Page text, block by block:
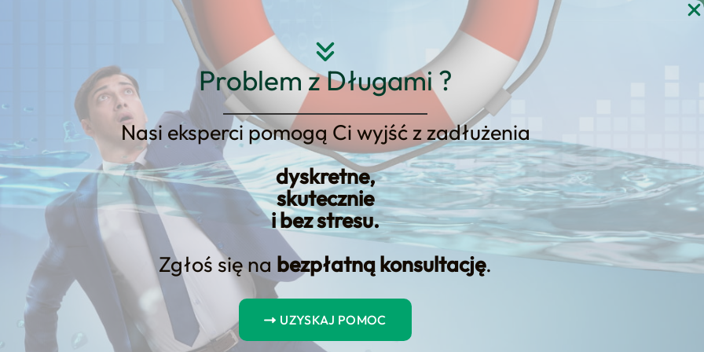
Problem z Długami ?
Nasi eksperci pomogą Ci wyjść z zadłużenia
dyskretne,
skutecznie
i bez stresu.
Zgłoś się na bezpłatną konsultację.
UZYSKAJ POMOC
Strona główna O nas Kontakt KONSULTACJA
Śląskim ING. Kredyty korporacyjne będą udzielane
w nowy sposób